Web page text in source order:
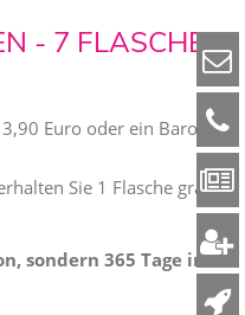
- 7 FLASCHEN
Euro oder ein Barolo
Sie 1 Flasche gratis
sondern 365 Tage im